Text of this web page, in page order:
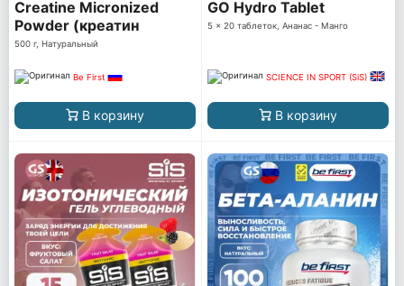
Creatine Micronized
Powder (креатин
моногидрат)
500 г, Натуральный
Be First
В корзину
GO Hydro Tablet
5 x 20 таблеток, Ананас - Манго
SCIENCE IN SPORT (SiS)
В корзину